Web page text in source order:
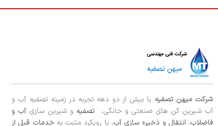
شرکت میهن تصفیه با بیش از دو دهه تجربه در زمینه تصفیه آب و
آب شیرین کن های صنعتی و خانگی،
تصفیه و شیرین سازی آب و
فاضلاب، انتقال و ذخیره سازی آب، با رویکرد مثبت به خدمات قبل از